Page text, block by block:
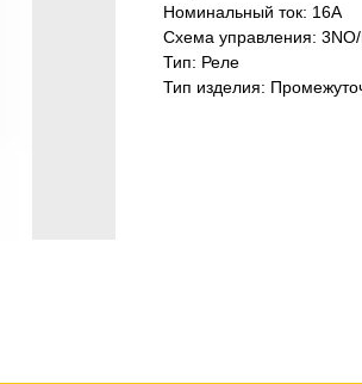
Номинальный ток: 16А
Схема управления:
Тип: Реле
Тип изделия: